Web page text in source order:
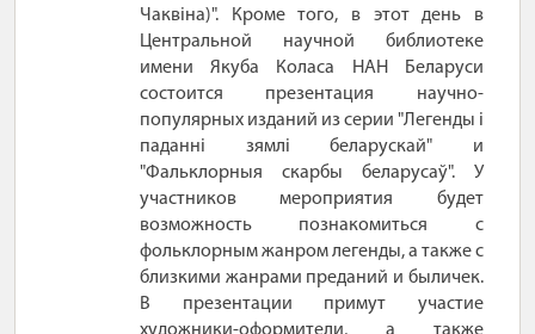
Чаквіна)". Кроме того, в этот день в
Центральной научной библиотеке
имени Якуба Коласа НАН Беларуси
состоится презентация научно-
популярных изданий из серии "Легенды і
паданні зямлі беларускай" и
"Фальклорныя скарбы беларусаў". У
участников мероприятия будет
возможность познакомиться с
фольклорным жанром легенды, а также с
близкими жанрами преданий и быличек.
В презентации примут участие
художники-оформители, а также